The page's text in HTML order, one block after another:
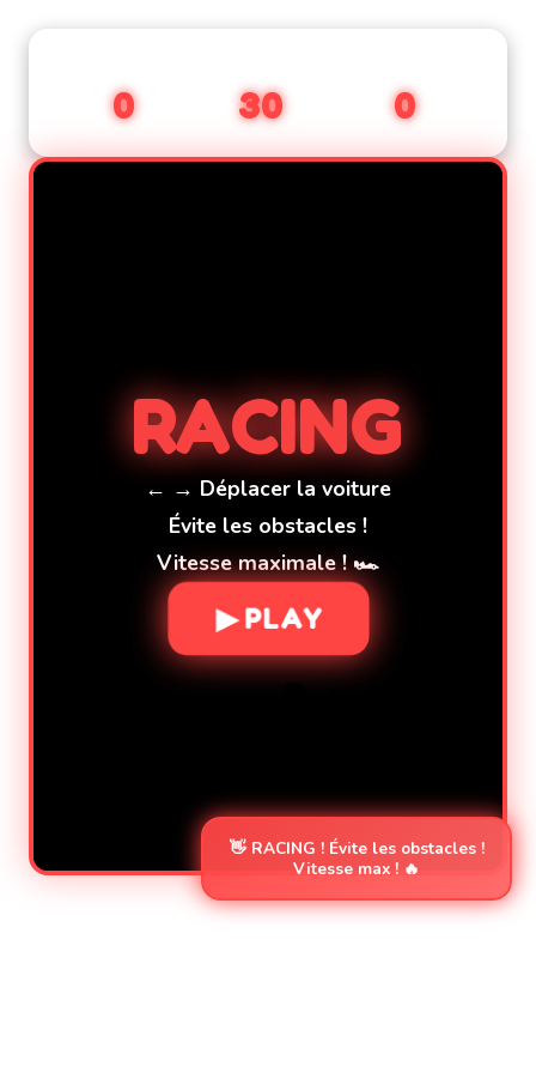
0 30 0
RACING
← → Déplacer la voiture
Évite les obstacles !
Vitesse maximale ! 🏎️
▶ PLAY🏎️
👋 RACING ! Évite les obstacles !
Vitesse max ! 🔥